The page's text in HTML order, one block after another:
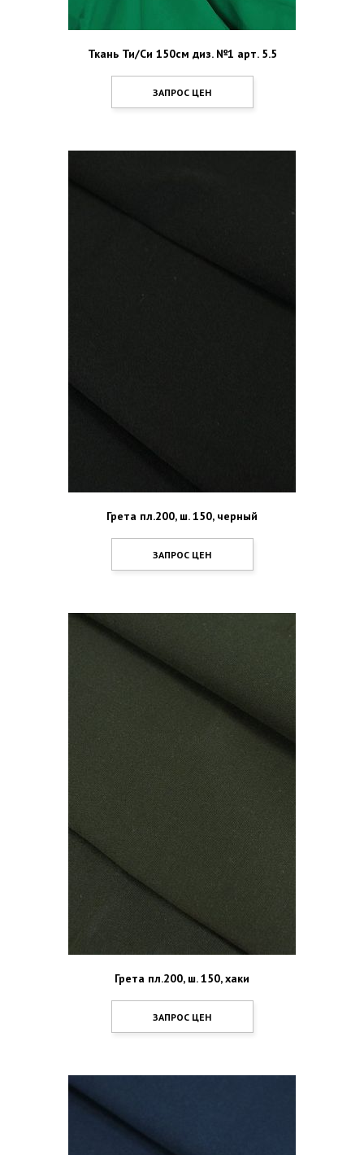
Ткань Ти/Си 150см диз. №1 арт. 5.5
ЗАПРОС ЦЕН
Грета пл.200, ш. 150, черный
ЗАПРОС ЦЕН
Грета пл.200, ш. 150, хаки
ЗАПРОС ЦЕН